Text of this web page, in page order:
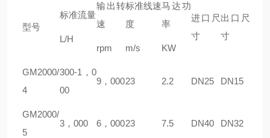
型号
标准流量
L/H
输出转
速
rpm
标准线速
度
m/s
马达功
率
KW
进口尺
寸
出口尺
寸
GM2000/
4
300-1，0
00
9，00023 2.2 DN25 DN15
GM2000/
5
3，000 6，00023 7.5 DN40 DN32